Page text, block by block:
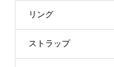
リング
ストラップ